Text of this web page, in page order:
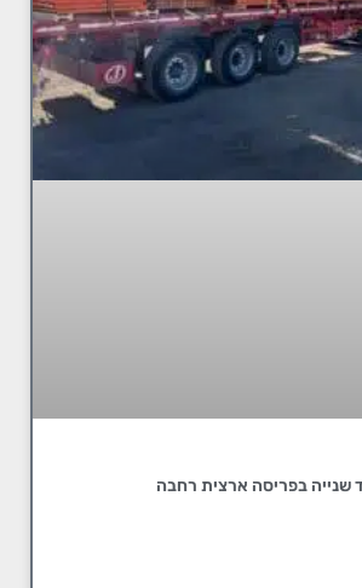
שנייה בפריסה ארצית רחבה